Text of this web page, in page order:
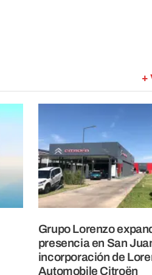
+
Grupo Lorenzo
presencia en San
incorporación de
Automobile Citroën